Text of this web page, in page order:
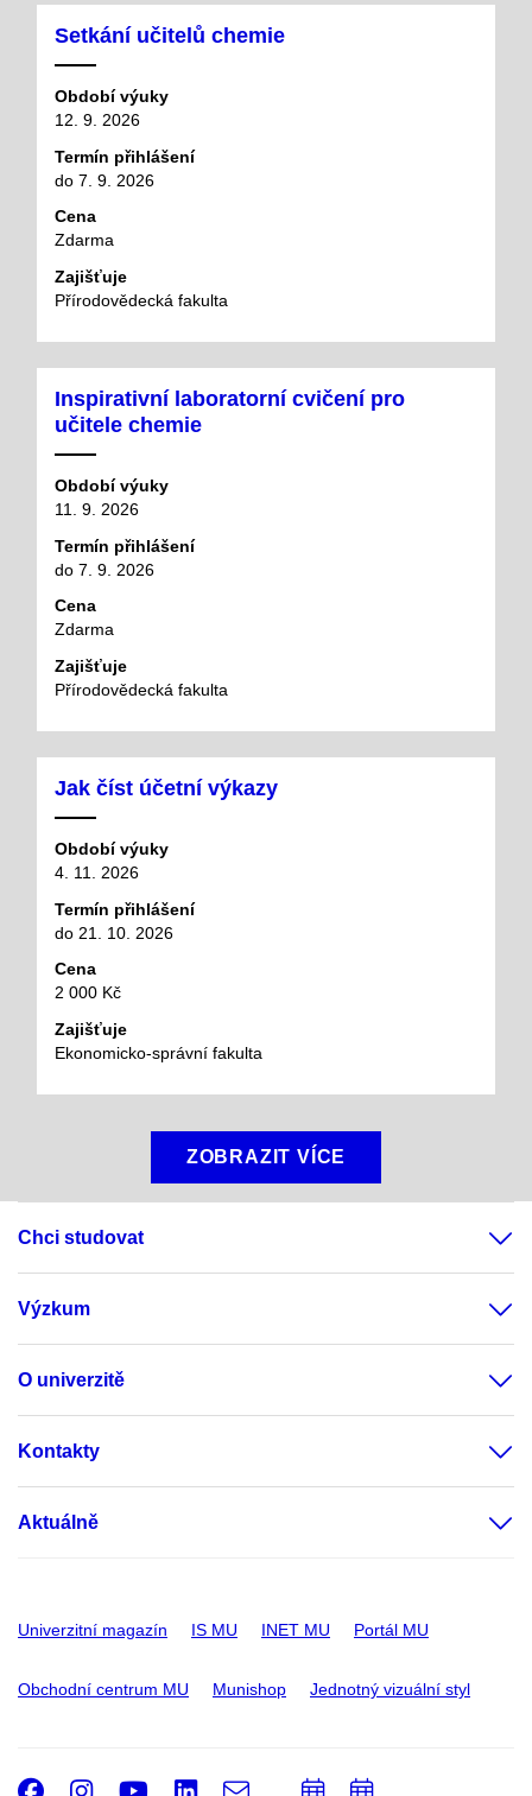
Setkání učitelů chemie
Období výuky
12. 9. 2026
Termín přihlášení
do 7. 9. 2026
Cena
Zdarma
Zajišťuje
Přírodovědecká fakulta
Inspirativní laboratorní cvičení pro
učitele chemie
Období výuky
11. 9. 2026
Termín přihlášení
do 7. 9. 2026
Cena
Zdarma
Zajišťuje
Přírodovědecká fakulta
Jak číst účetní výkazy
Období výuky
4. 11. 2026
Termín přihlášení
do 21. 10. 2026
Cena
2 000 Kč
Zajišťuje
Ekonomicko-správní fakulta
ZOBRAZIT VÍCE
Chci studovat
Výzkum
O univerzitě
Kontakty
Aktuálně
Univerzitní magazín IS MU INET MU Portál MU
Obchodní centrum MU Munishop Jednotný vizuální styl
Facebook
Instagram
Youtube
LinkedIn
e- PřidatPřidat